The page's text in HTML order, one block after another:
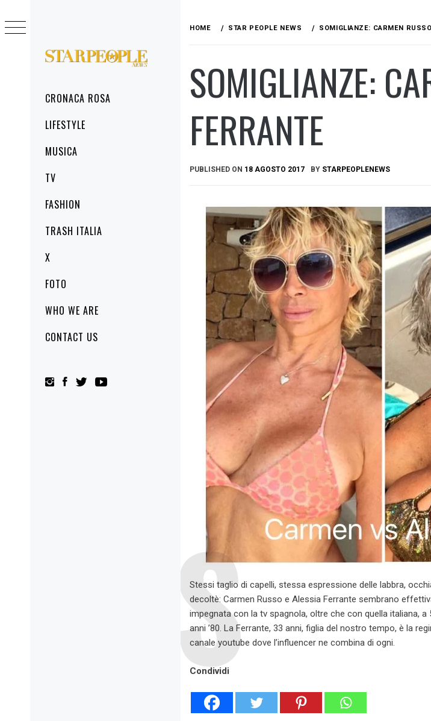
STARPEOPLENEWS
MenuCRONACA ROSA
LIFESTYLE
MUSICA
TV
FASHION
TRASH ITALIA
X
FOTO
WHO WE ARE
CONTACT US
to
content
HOME STAR PEOPLE NEWS SOMIGLIANZE: CARMEN
SOMIGLIANZE:
FERRANTE
PUBLISHED ON 18 AGOSTO 2017 BY STARPEOPLENEWS
Stessi taglio di capelli, stessa espressione delle labbra,
decoltè: Carmen Russo e Alessia Ferrante sembrano
impegnata con la tv spagnola, oltre che con quella italiana, a
anni ’80. La Ferrante, 33 anni, figlia del nostro tempo, è la
canale youtube dove l’influencer ne combina di ogni.
Condividi